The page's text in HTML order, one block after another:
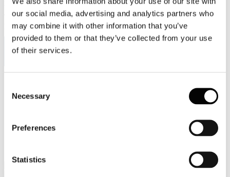
our social media, advertising and analytics partners who
may combine it with other information that you’ve
provided to them or that they’ve collected from your use
of their services.
Selection
Necessary
Preferences
Statistics
Tel. +39 06-591.91.31/40
Fax. +39 06-591.0876
Home
Sala stampa
Assocarta aderisce all'Alleanza delle imprese italiane per
l’acqua e i mutamenti climatici presentata oggi al Water
Summit di Roma. Le cartiere hanno dimezzato l'utilizzo di